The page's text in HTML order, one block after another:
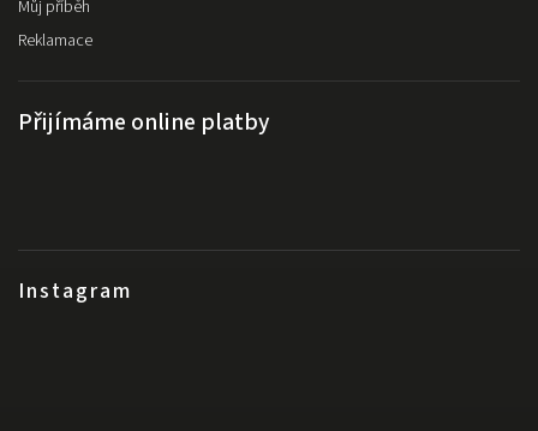
Instagram
Můj příběh
Reklamace
Přijímáme online platby